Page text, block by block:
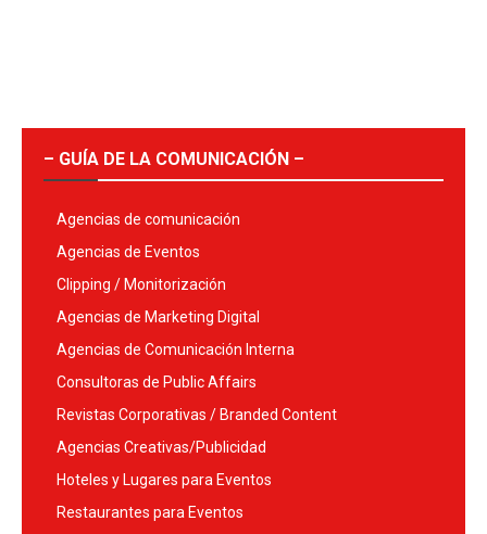
– GUÍA DE LA COMUNICACIÓN –
Agencias de comunicación
Agencias de Eventos
Clipping / Monitorización
Agencias de Marketing Digital
Agencias de Comunicación Interna
Consultoras de Public Affairs
Revistas Corporativas / Branded Content
Agencias Creativas/Publicidad
Hoteles y Lugares para Eventos
Restaurantes para Eventos